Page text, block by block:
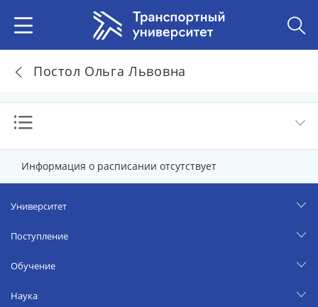
Постол Ольга Львовна
Информация о расписании отсутствует
Университет
Поступление
Обучение
Наука